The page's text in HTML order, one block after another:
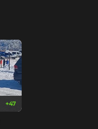
+47